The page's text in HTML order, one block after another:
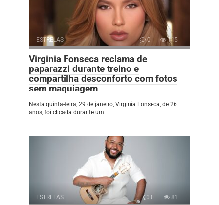
ESTRELAS 0 115
Virginia Fonseca reclama de
paparazzi durante treino e
compartilha desconforto com fotos
sem maquiagem
Nesta quinta-feira, 29 de janeiro, Virginia Fonseca, de 26
anos, foi clicada durante um
ESTRELAS 0 81